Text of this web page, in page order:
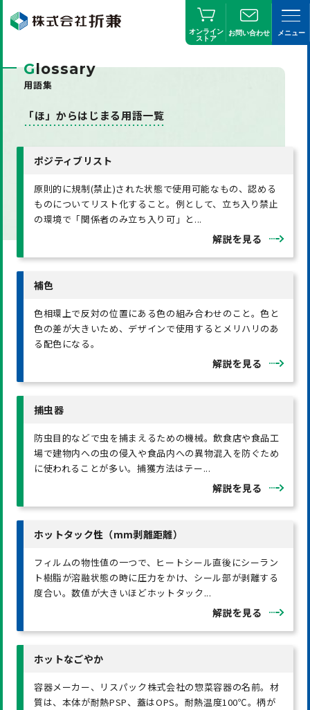
オンライン
ストア
お問い合わせ メニュー
Glossary
用語集
「ほ」からはじまる用語一覧
ポジティブリスト
原則的に規制(禁止)された状態で使用可能なもの、認める
ものについてリスト化すること。例として、立ち入り禁止
の環境で「関係者のみ立ち入り可」と...
解説を見る
補色
色相環上で反対の位置にある色の組み合わせのこと。色と
色の差が大きいため、デザインで使用するとメリハリのあ
る配色になる。
解説を見る
捕虫器
防虫目的などで虫を捕まえるための機械。飲食店や食品工
場で建物内への虫の侵入や食品内への異物混入を防ぐため
に使われることが多い。捕獲方法はテー...
解説を見る
ホットタック性（mm剥離距離）
フィルムの物性値の一つで、ヒートシール直後にシーラン
ト樹脂が溶融状態の時に圧力をかけ、シール部が剥離する
度合い。数値が大きいほどホットタック...
解説を見る
ホットなごやか
容器メーカー、リスパック株式会社の惣菜容器の名前。材
質は、本体が耐熱PSP、蓋はOPS。耐熱温度100℃。柄が